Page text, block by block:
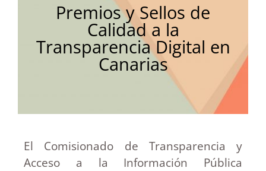
Premios y Sellos de
Calidad a la
Transparencia Digital en
Canarias
El Comisionado de Transparencia y
Acceso a la Información Pública